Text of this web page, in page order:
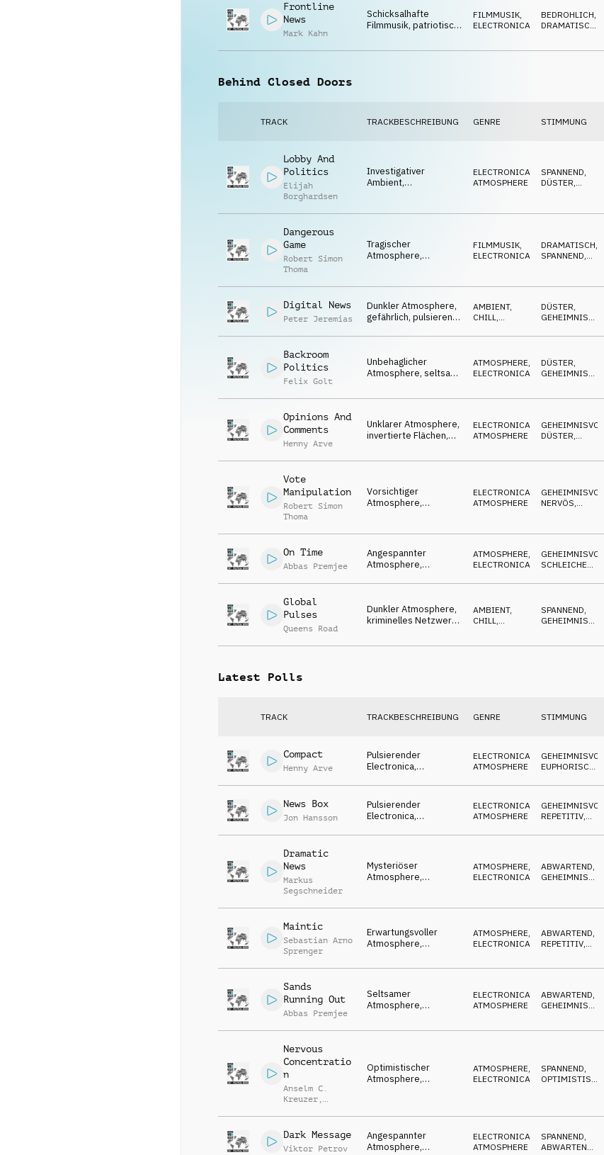
Frontline
News
Mark Kahn
Schicksalhafte
Filmmusik, patriotisch,
melancholisch, stolz
FILMMUSIK
ELECTRONICA
BEDROHLICH
DRAMATISCH
Behind Closed Doors
TRACK TRACKBESCHREIBUNG GENRE STIMMUNG
Lobby And
Politics
Elijah
Borghardsen
Investigativer
Ambient,
Verhandlungen
ELECTRONICA
ATMOSPHERE
SPANNEND,
DÜSTER,
Dangerous
Game
Robert Simon
Thoma
Tragischer
Atmosphere,
keinen anderen
Ausweg
FILMMUSIK,
ELECTRONICA
DRAMATISCH,
SPANNEND,
Digital News
Peter Jeremias
Dunkler Atmosphere,
gefährlich, pulsierend,
beschattend
AMBIENT,
CHILL
DÜSTER
GEHEIMNISVOLL
Backroom
Politics
Felix Golt
Unbehaglicher
Atmosphere, seltsam,
angespannt
ATMOSPHERE
ELECTRONICA
DÜSTER
GEHEIMNISVOLL
Opinions And
Comments
Henny Arve
Unklarer Atmosphere,
invertierte Flächen,
dunstig
ELECTRONICA
ATMOSPHERE
GEHEIMNISVOLL
DÜSTER
Vote
Manipulation
Robert Simon
Thoma
Vorsichtiger
Atmosphere,
irgendetwas ist im
Gange
ELECTRONICA
ATMOSPHERE
GEHEIMNISVOLL
NERVÖS,
On Time
Abbas Premjee
Angespannter
Atmosphere,
erwartungsvoll,
ATMOSPHERE
ELECTRONICA
GEHEIMNISVOLL
SCHLEICHEND
Global
Pulses
Queens Road
Dunkler Atmosphere,
kriminelles Netzwerk,
Angelegenheiten,
AMBIENT,
CHILL
SPANNEND
GEHEIMNISVOLL
Latest Polls
TRACK TRACKBESCHREIBUNG GENRE STIMMUNG
Compact
Henny Arve
Pulsierender
Electronica,
zusammengefasster
Newsfeed
ELECTRONICA
ATMOSPHERE
GEHEIMNISVOLL
EUPHORISCH
News Box
Jon Hansson
Pulsierender
Electronica,
Ankündigungen,
ELECTRONICA
ATMOSPHERE
GEHEIMNISVOLL
REPETITIV
Dramatic
News
Markus
Segschneider
Mysteriöser
Atmosphere,
ausstehend
ATMOSPHERE,
ELECTRONICA
ABWARTEND,
GEHEIMNISVOLL
Maintic
Sebastian Arno
Sprenger
Erwartungsvoller
Atmosphere,
Infotainment
ATMOSPHERE,
ELECTRONICA
ABWARTEND,
REPETITIV,
Sands
Running Out
Abbas Premjee
Seltsamer
Atmosphere,
erwartungsvoll,
ELECTRONICA
ATMOSPHERE
ABWARTEND
GEHEIMNISVOLL
Nervous
Concentratio
n
Anselm C.
Kreuzer ,
Optimistischer
Atmosphere,
ATMOSPHERE,
ELECTRONICA
SPANNEND,
OPTIMISTISCH
Dark Message
Viktor Petrov
Angespannter
Atmosphere,
ELECTRONICA
ATMOSPHERE
SPANNEND
ABWARTEND